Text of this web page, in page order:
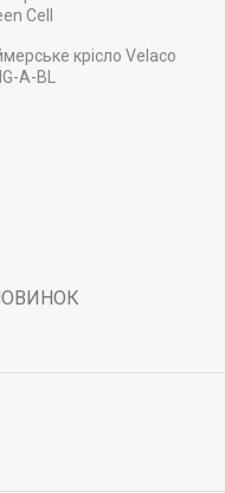
Cell
крісло Velaco
A-BL